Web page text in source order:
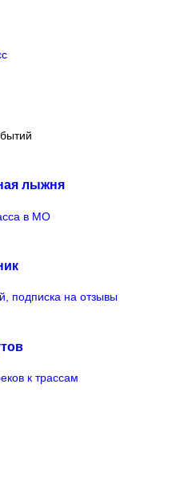
лыжня
в МО
подписка на отзывы
к трассам